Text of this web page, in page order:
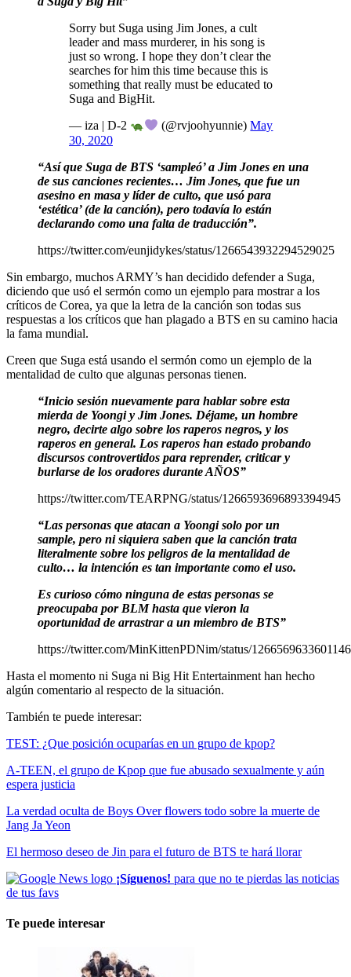
Sorry but Suga using Jim Jones, a cult
leader and mass murderer, in his song is
just so wrong. I hope they don’t clear the
searches for him this time because this is
something that really must be educated to
Suga and BigHit.
— iza | D-2 (@rvjoohyunnie)May
30, 2020
“Así que Suga de BTS ‘sampleó’ a Jim Jones en una
de sus canciones recientes… Jim Jones, que fue un
asesino en masa y líder de culto, que usó para
‘estética’ (de la canción), pero todavía lo están
declarando como una falta de traducción”.
https://twitter.com/eunjidykes/status/1266543932294529025
Sin embargo, muchos ARMY’s han decidido defender a Suga,
diciendo que usó el sermón como un ejemplo para mostrar a los
críticos de Corea, ya que la letra de la canción son todas sus
respuestas a los críticos que han plagado a BTS en su camino hacia
la fama mundial.
Creen que Suga está usando el sermón como un ejemplo de la
mentalidad de culto que algunas personas tienen.
“Inicio sesión nuevamente para hablar sobre esta
mierda de Yoongi y Jim Jones. Déjame, un hombre
negro, decirte algo sobre los raperos negros, y los
raperos en general. Los raperos han estado probando
discursos controvertidos para reprender, criticar y
burlarse de los oradores durante AÑOS”
https://twitter.com/TEARPNG/status/1266593696893394945
“Las personas que atacan a Yoongi solo por un
sample, pero ni siquiera saben que la canción trata
literalmente sobre los peligros de la mentalidad de
culto… la intención es tan importante como el uso.
Es curioso cómo ninguna de estas personas se
preocupaba por BLM hasta que vieron la
oportunidad de arrastrar a un miembro de BTS”
https://twitter.com/MinKittenPDNim/status/
Hasta el momento ni Suga ni Big Hit Entertainment han hecho
algún comentario al respecto de la situación.
También te puede interesar:
TEST: ¿Que posición ocuparías en un grupo de kpop?
A-TEEN, el grupo de Kpop que fue abusado sexualmente y aún
espera justicia
La verdad oculta de Boys Over flowers todo sobre la muerte de
Jang Ja Yeon
El hermoso deseo de Jin para el futuro de BTS te hará llorar
¡Síguenos! para que no te pierdas las noticias
de tus favs
Te puede interesar